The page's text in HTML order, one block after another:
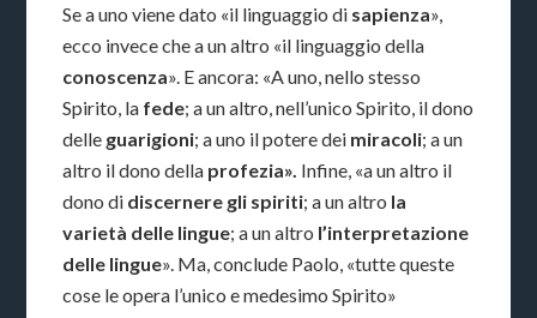
Se a uno viene dato «il linguaggio di sapienza»,
ecco invece che a un altro «il linguaggio della
conoscenza». E ancora: «A uno, nello stesso
Spirito, la fede; a un altro, nell’unico Spirito, il dono
delle guarigioni; a uno il potere dei miracoli; a un
altro il dono della profezia». Infine, «a un altro il
dono di discernere gli spiriti; a un altro la
varietà delle lingue; a un altro l’interpretazione
delle lingue». Ma, conclude Paolo, «tutte queste
cose le opera l’unico e medesimo Spirito»